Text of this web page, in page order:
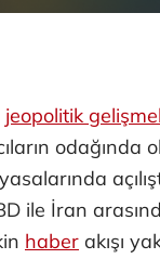
jeopolitik
odağında
ile İran
haber akışı